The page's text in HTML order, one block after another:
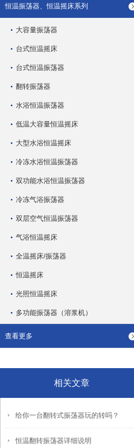
恒温振荡器、恒温摇床系列
大容量振荡器
台式恒温摇床
台式恒温振荡器
翻转振荡器
水浴恒温振荡器
低温大容量恒温摇床
大型水浴恒温摇床
冷冻水浴恒温振荡器
双功能水浴恒温振荡器
冷冻气浴振荡器
双层空气恒温振荡器
气浴恒温摇床
全温摇床/振荡器
恒温摇床
光照恒温摇床
多功能振荡器（溶浆机）
查看更多
相关文章
给你一台翻转式振荡器玩的转吗？
恒温翻转振荡器详细说明